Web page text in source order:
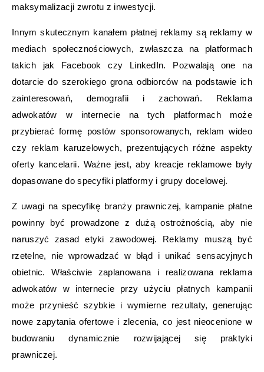
maksymalizacji zwrotu z inwestycji.
Innym skutecznym kanałem płatnej reklamy są reklamy w
mediach społecznościowych, zwłaszcza na platformach
takich jak Facebook czy LinkedIn. Pozwalają one na
dotarcie do szerokiego grona odbiorców na podstawie ich
zainteresowań, demografii i zachowań. Reklama
adwokatów w internecie na tych platformach może
przybierać formę postów sponsorowanych, reklam wideo
czy reklam karuzelowych, prezentujących różne aspekty
oferty kancelarii. Ważne jest, aby kreacje reklamowe były
dopasowane do specyfiki platformy i grupy docelowej.
Z uwagi na specyfikę branży prawniczej, kampanie płatne
powinny być prowadzone z dużą ostrożnością, aby nie
naruszyć zasad etyki zawodowej. Reklamy muszą być
rzetelne, nie wprowadzać w błąd i unikać sensacyjnych
obietnic. Właściwie zaplanowana i realizowana reklama
adwokatów w internecie przy użyciu płatnych kampanii
może przynieść szybkie i wymierne rezultaty, generując
nowe zapytania ofertowe i zlecenia, co jest nieocenione w
budowaniu dynamicznie rozwijającej się praktyki
prawniczej.